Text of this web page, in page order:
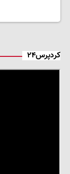
کردپرس۲۴